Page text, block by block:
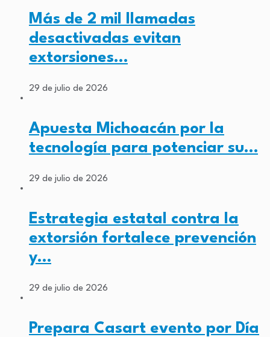
Más de 2 mil llamadas
desactivadas evitan
extorsiones…
29 de julio de 2026
Apuesta Michoacán por la
tecnología para potenciar su…
29 de julio de 2026
Estrategia estatal contra la
extorsión fortalece prevención
y…
29 de julio de 2026
Prepara Casart evento por Día